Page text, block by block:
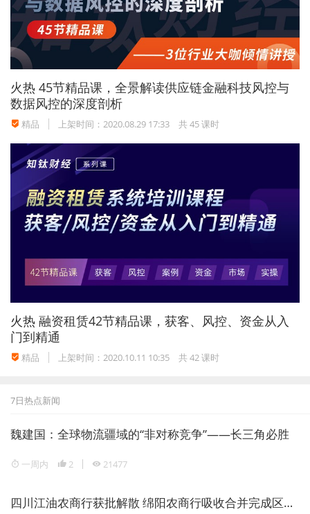
7.熟悉当地市场，有较强的市场营销能力和管理能
力；
8.符合履职回避的有关规定。
报名入口：
https://www.hotjob.cn/wt/chinaciticbank/
web/index/webPositionN310!getOnePositi
on?
postId=291401&recruitType=2&brandCod
e=1&importPost=0&columnId=2
火热 45节精品课，全景解读供应链金融科技风控与
数据风控的深度剖析
精品 上架时间：2020.08.29 17:33 共 45 课时
火热 融资租赁42节精品课，获客、风控、资金从入
门到精通
精品 上架时间：2020.10.11 10:35 共 42 课时
7日热点新闻
魏建国：全球物流疆域的“非对称竞争”——长三角必胜
一周内 2 21477
四川江油农商行获批解散 绵阳农商行吸收合并完成区域银行整合